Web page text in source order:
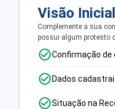
Visão Inicial
Complemente a sua
possui algum protesto
Confirmação de
Dados
Situação na